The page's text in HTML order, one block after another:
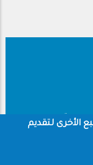
الأخرى لتقديم